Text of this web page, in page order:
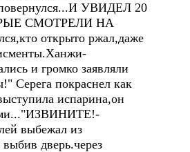
УВИДЕЛ 20
СМОТРЕЛИ НА
открыто ржал,даже
и громко заявляли
Серега покраснел как
испарина,он
выбежал из
дверь.через